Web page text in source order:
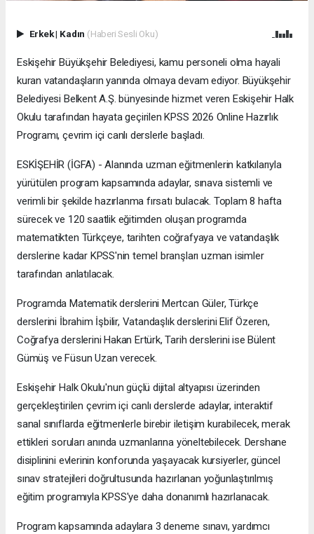
Erkek| Kadın (Haberi Sesli Oku)
Eskişehir Büyükşehir Belediyesi, kamu personeli olma hayali
kuran vatandaşların yanında olmaya devam ediyor. Büyükşehir
Belediyesi Belkent A.Ş. bünyesinde hizmet veren Eskişehir Halk
Okulu tarafından hayata geçirilen KPSS 2026 Online Hazırlık
Programı, çevrim içi canlı derslerle başladı.
ESKİŞEHİR (İGFA) - Alanında uzman eğitmenlerin katkılarıyla
yürütülen program kapsamında adaylar, sınava sistemli ve
verimli bir şekilde hazırlanma fırsatı bulacak. Toplam 8 hafta
sürecek ve 120 saatlik eğitimden oluşan programda
matematikten Türkçeye, tarihten coğrafyaya ve vatandaşlık
derslerine kadar KPSS'nin temel branşları uzman isimler
tarafından anlatılacak.
Programda Matematik derslerini Mertcan Güler, Türkçe
derslerini İbrahim İşbilir, Vatandaşlık derslerini Elif Özeren,
Coğrafya derslerini Hakan Ertürk, Tarih derslerini ise Bülent
Gümüş ve Füsun Uzan verecek.
Eskişehir Halk Okulu'nun güçlü dijital altyapısı üzerinden
gerçekleştirilen çevrim içi canlı derslerde adaylar, interaktif
sanal sınıflarda eğitmenlerle birebir iletişim kurabilecek, merak
ettikleri soruları anında uzmanlarına yöneltebilecek. Dershane
disiplinini evlerinin konforunda yaşayacak kursiyerler, güncel
sınav stratejileri doğrultusunda hazırlanan yoğunlaştırılmış
eğitim programıyla KPSS'ye daha donanımlı hazırlanacak.
Program kapsamında adaylara 3 deneme sınavı, yardımcı